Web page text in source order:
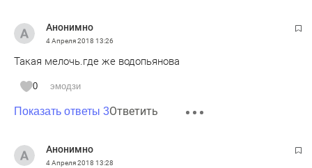
Анонимно
4 Апреля 2018 13:26
Такая мелочь.где же водопьянова
0 эмодзи
Показать ответы 3Ответить
Анонимно
4 Апреля 2018 13:28